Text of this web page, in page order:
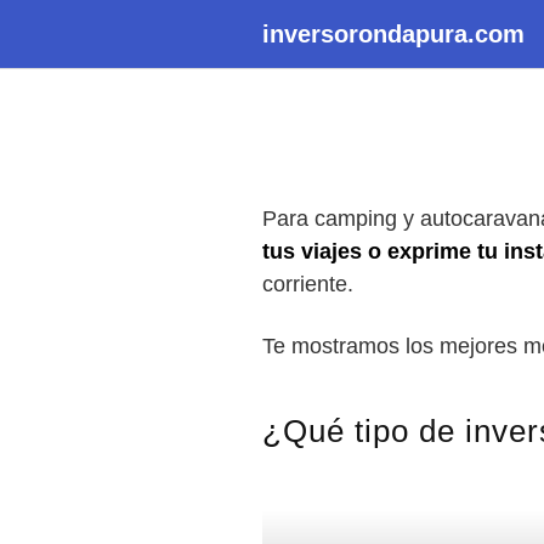
contenido
inversorondapura.com
Para camping y
tus viajes o exprime tu
corriente.
Te mostramos los mejores
¿Qué tipo de